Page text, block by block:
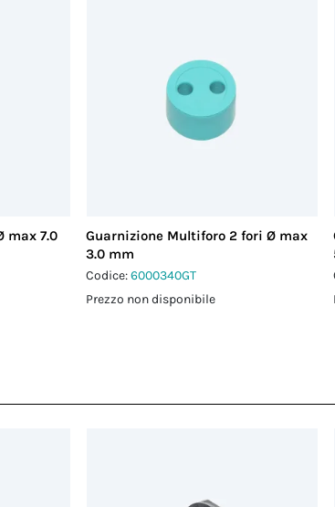
max 7.0
Guarnizione Multiforo 2 fori Ø max
3.0 mm
Codice:6000340GT
Prezzo non disponibile